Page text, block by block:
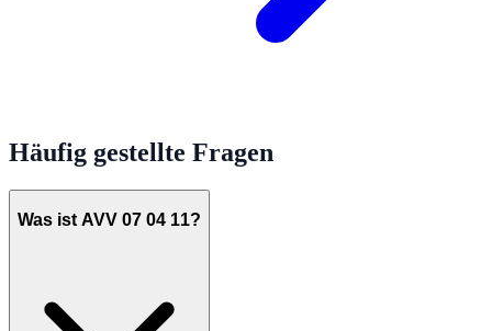
Häufig gestellte Fragen
Was ist AVV 07 04 11?